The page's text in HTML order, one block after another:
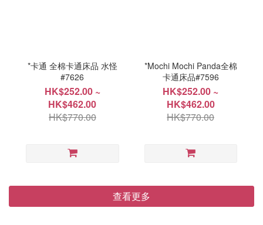
*卡通 全棉卡通床品 水怪
#7626
HK$252.00 ~
HK$462.00
HK$770.00
*Mochi Mochi Panda全棉
卡通床品#7596
HK$252.00 ~
HK$462.00
HK$770.00
查看更多